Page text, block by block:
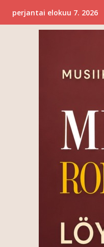
perjantai elokuu 7. 2026